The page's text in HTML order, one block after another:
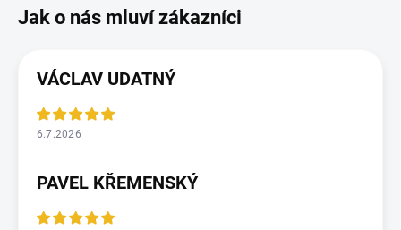
VÁCLAV UDATNÝ
6.7.2026
PAVEL KŘEMENSKÝ